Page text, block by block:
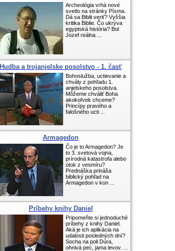
Archeológia vrhá nové
svetlo na stránky Písma.
Dá sa Biblii veriť? Vyššia
kritika Biblie. Čo ukrýva
egyptská história? Bol
Jozef reálna ...
Hudba a trojanjelske posolstvo - 1. časť
Bohoslužba, uctievanie a
chvály z pohľadu 1.
anjelskeho posolstva.
Môžeme chváliť Boha
akokoľvek chceme?
Princípy pravého a
falošného ucti ...
Armagedon
Čo je to Armagedon? Je
to 3. svetová vojna,
prírodná katastrofa alebo
útok z vesmíru?
Prednáška prináša
biblický pohľad na
Armagedon v kon ...
Príbehy knihy Daniel
Pripomeňte si jednoduché
príbehy z knihy Daniel.
Aká je ich aplikácia na
udalosti posledných dní?
Socha na poli Dúra,
ohnivá pec, jama levov. ...